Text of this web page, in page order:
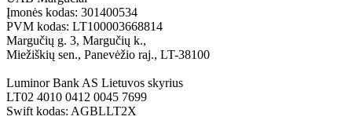
Įmonės kodas: 301400534
PVM kodas: LT100003668814
Margučių g. 3, Margučių k.,
Miežiškių sen., Panevėžio raj., LT-38100
Luminor Bank AS Lietuvos skyrius
LT02 4010 0412 0045 7699
Swift kodas: AGBLLT2X